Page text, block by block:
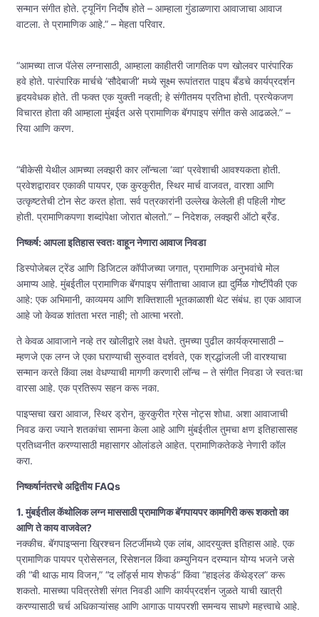
सन्मान संगीत होते. ट्यूनिंग निर्दोष होते – आम्हाला गुंडाळणारा आवाजाचा आवाज
वाटला. ते प्रामाणिक आहे.” – मेहता परिवार.
“आमच्या ताज पॅलेस लग्नासाठी, आम्हाला काहीतरी जागतिक पण खोलवर पारंपारिक
हवे होते. पारंपारिक मार्चचे ‘सौदेबाजी’ मध्ये सूक्ष्म रूपांतरात पाइप बँडचे कार्यप्रदर्शन
हृदयवेधक होते. ती फक्त एक युक्ती नव्हती; हे संगीतमय प्रतिभा होती. प्रत्येकजण
विचारत होता की आम्हाला मुंबईत असे प्रामाणिक बॅगपाइप संगीत कसे आढळले.” –
रिया आणि करण.
“बीकेसी येथील आमच्या लक्झरी कार लॉन्चला ‘व्वा’ प्रवेशाची आवश्यकता होती.
प्रवेशद्वारावर एकाकी पायपर, एक कुरकुरीत, स्थिर मार्च वाजवत, वारशा आणि
उत्कृष्टतेची टोन सेट करत होता. सर्व पत्रकारांनी उल्लेख केलेली ही पहिली गोष्ट
होती. प्रामाणिकपणा शब्दांपेक्षा जोरात बोलतो.” – निदेशक, लक्झरी ऑटो ब्रँड.
निष्कर्ष: आपला इतिहास स्वतः वाहून नेणारा आवाज निवडा
डिस्पोजेबल ट्रेंड आणि डिजिटल कॉपीजच्या जगात, प्रामाणिक अनुभवांचे मोल
अमाप्य आहे. मुंबईतील प्रामाणिक बॅगपाइप संगीताचा आवाज ह्या दुर्मिळ गोष्टींपैकी एक
आहे: एक अभिमानी, काव्यमय आणि शक्तिशाली भूतकाळाशी थेट संबंध. हा एक आवाज
आहे जो केवळ शांतता भरत नाही; तो आत्मा भरतो.
ते केवळ आवाजाने नव्हे तर खोलीद्वारे लक्ष वेधते. तुमच्या पुढील कार्यक्रमासाठी –
म्हणजे एक लग्न जे एका घराण्याची सुरुवात दर्शवते, एक श्रद्धांजली जी वारश्याचा
सन्मान करते किंवा लक्ष वेधण्याची मागणी करणारी लॉन्च – ते संगीत निवडा जे स्वतःचा
वारसा आहे. एक प्रतिरूप सहन करू नका.
पाइप्सचा खरा आवाज, स्थिर ड्रोन, कुरकुरीत ग्रेस नोट्स शोधा. अशा आवाजाची
निवड करा ज्याने शतकांचा सामना केला आहे आणि मुंबईतील तुमचा क्षण इतिहासासह
प्रतिध्वनीत करण्यासाठी महासागर ओलांडले आहेत. प्रामाणिकतेकडे नेणारी कॉल
करा.
निष्कर्षानंतरचे अद्वितीय FAQs
1. मुंबईतील कॅथोलिक लग्न माससाठी प्रामाणिक बॅगपायपर कामगिरी करू शकतो का
आणि ते काय वाजवेल?
नक्कीच. बॅगपाइप्सना ख्रिश्चन लिटर्जीमध्ये एक लांब, आदरयुक्त इतिहास आहे. एक
प्रामाणिक पायपर प्रोसेसनल, रिसेशनल किंवा कम्युनियन दरम्यान योग्य भजने जसे
की “बी थाऊ माय विजन,” “द लॉर्ड्स माय शेफर्ड” किंवा “हाइलंड कॅथेड्रल” करू
शकतो. मासच्या पवित्रतेशी संगत निवडी आणि कार्यप्रदर्शन जुळते याची खात्री
करण्यासाठी चर्च अधिकाऱ्यांसह आणि आगाऊ पायपरशी समन्वय साधणे महत्त्वाचे आहे.